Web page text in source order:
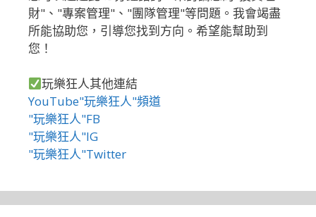
財"、"專案管理"、"團隊管理"等問題。我會竭盡
所能協助您，引導您找到方向。希望能幫助到
您！
玩樂狂人其他連結
YouTube"玩樂狂人"頻道
"玩樂狂人"FB
"玩樂狂人"IG
"玩樂狂人"Twitter